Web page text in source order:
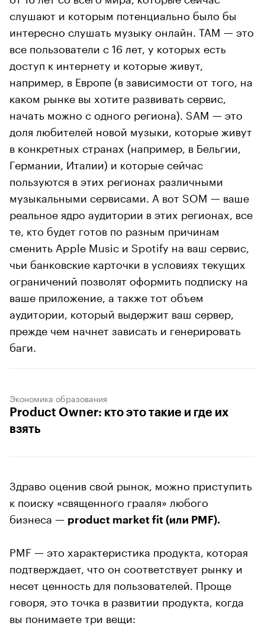
слушают и которым потенциально было бы
интересно слушать музыку онлайн. TAM — это
все пользователи с 16 лет, у которых есть
доступ к интернету и которые живут,
например, в Европе (в зависимости от того, на
каком рынке вы хотите развивать сервис,
начать можно с одного региона). SAM — это
доля любителей новой музыки, которые живут
в конкретных странах (например, в Бельгии,
Германии, Италии) и которые сейчас
пользуются в этих регионах различными
музыкальными сервисами. А вот SOM — ваше
реальное ядро аудитории в этих регионах, все
те, кто будет готов по разным причинам
сменить Apple Music и Spotify на ваш сервис,
чьи банковские карточки в условиях текущих
ограничений позволят оформить подписку на
ваше приложение, а также тот объем
аудитории, который выдержит ваш сервер,
прежде чем начнет зависать и генерировать
баги.
Экономика образования
Product Owner: кто это такие и где их
взять
Здраво оценив свой рынок, можно приступить
к поиску «священного грааля» любого
бизнеса — product market fit (или PMF).
PMF — это характеристика продукта, которая
подтверждает, что он соответствует рынку и
несет ценность для пользователей. Проще
говоря, это точка в развитии продукта, когда
вы понимаете три вещи: